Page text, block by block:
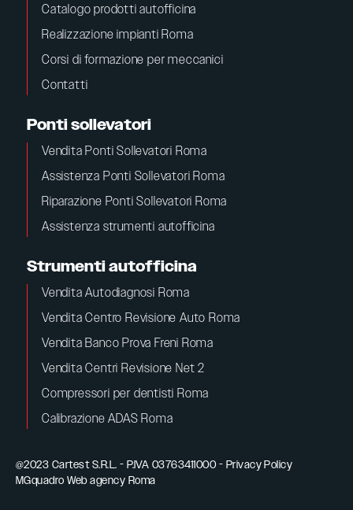
Catalogo prodotti autofficina
Realizzazione impianti Roma
Corsi di formazione per meccanici
Contatti
Ponti sollevatori
Vendita Ponti Sollevatori Roma
Assistenza Ponti Sollevatori Roma
Riparazione Ponti Sollevatori Roma
Assistenza strumenti autofficina
Strumenti autofficina
Vendita Autodiagnosi Roma
Vendita Centro Revisione Auto Roma
Vendita Banco Prova Freni Roma
Vendita Centri Revisione Net 2
Compressori per dentisti Roma
Calibrazione ADAS Roma
@2023 Cartest S.R.L. - P.IVA 03763411000 - Privacy Policy
MGquadro Web agency Roma